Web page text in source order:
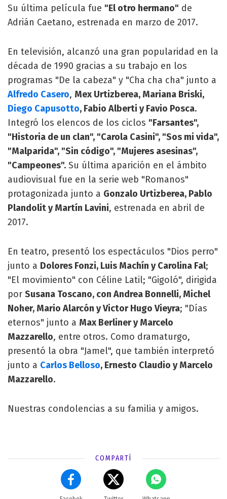
Su última película fue "El otro hermano" de
Adrián Caetano, estrenada en marzo de 2017.
En televisión, alcanzó una gran popularidad en la
década de 1990 gracias a su trabajo en los
programas "De la cabeza" y "Cha cha cha" junto a
Alfredo Casero, Mex Urtizberea, Mariana Briski,
Diego Capusotto, Fabio Alberti y Favio Posca.
Integró los elencos de los ciclos "Farsantes",
"Historia de un clan", "Carola Casini", "Sos mi vida",
"Malparida", "Sin código", "Mujeres asesinas",
"Campeones". Su última aparición en el ámbito
audiovisual fue en la serie web "Romanos"
protagonizada junto a Gonzalo Urtizberea, Pablo
Plandolit y Martín Lavini, estrenada en abril de
2017.
En teatro, presentó los espectáculos "Dios perro"
junto a Dolores Fonzi, Luis Machín y Carolina Fal;
"El movimiento" con Céline Latil; "Gigoló", dirigida
por Susana Toscano, con Andrea Bonnelli, Michel
Noher, Mario Alarcón y Victor Hugo Vieyra; "Días
eternos" junto a Max Berliner y Marcelo
Mazzarello, entre otros. Como dramaturgo,
presentó la obra "Jamel", que también interpretó
junto a Carlos Belloso, Ernesto Claudio y Marcelo
Mazzarello.
Nuestras condolencias a su familia y amigos.
COMPARTÍ